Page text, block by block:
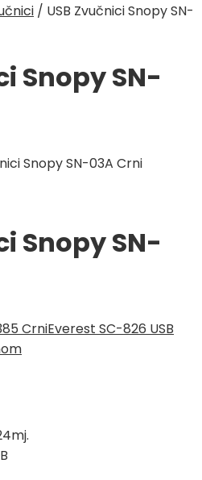
/ USB Zvučnici Snopy SN-
Snopy SN-
Snopy SN-03A Crni
Snopy SN-
CrniEverest SC-826 USB